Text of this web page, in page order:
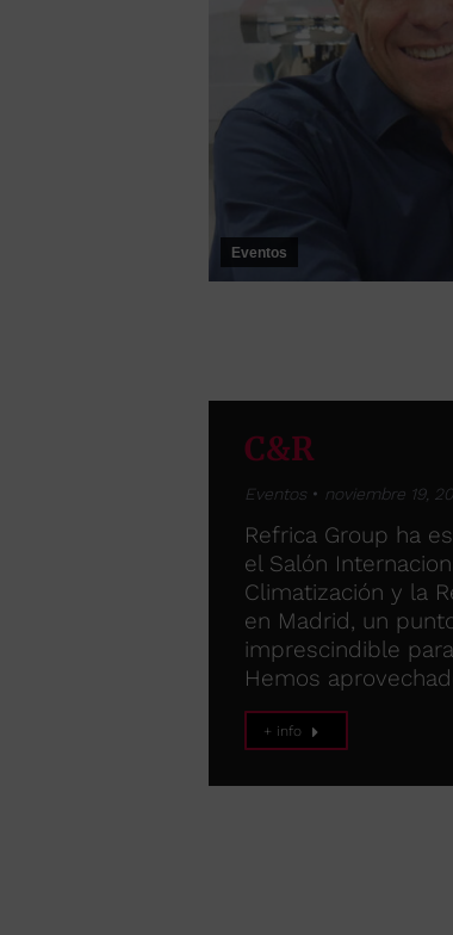
Eventos
C&R
Eventos noviembre 19,
Refrica Group ha
el Salón
Climatización y la
en Madrid, un
imprescindible
Hemos
+ info